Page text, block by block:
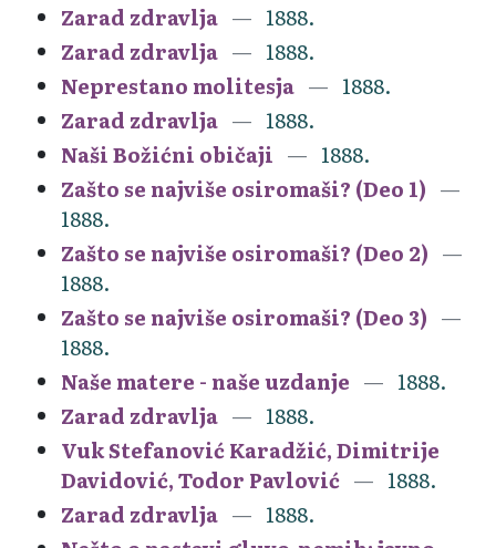
Zarad zdravlja
1888.
Zarad zdravlja
1888.
Neprestano molitesja
1888.
Zarad zdravlja
1888.
Naši Božićni običaji
1888.
Zašto se najviše osiromaši? (Deo 1)
1888.
Zašto se najviše osiromaši? (Deo 2)
1888.
Zašto se najviše osiromaši? (Deo 3)
1888.
Naše matere - naše uzdanje
1888.
Zarad zdravlja
1888.
Vuk Stefanović Karadžić, Dimitrije
Davidović, Todor Pavlović
1888.
Zarad zdravlja
1888.